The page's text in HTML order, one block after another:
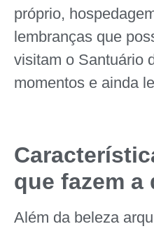
próprio,
lembranças que
visitam o Santuário
momentos e ainda
que fazem a
Além da beleza